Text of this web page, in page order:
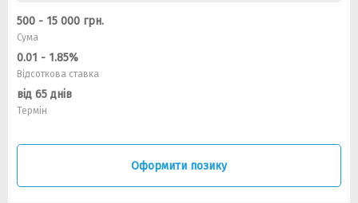
500 - 15 000 грн.
Сума
0.01 - 1.85%
Відсоткова ставка
від 65 днів
Термін
Оформити позику